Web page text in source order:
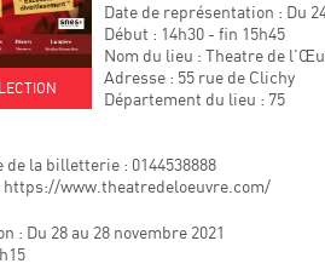
Date de représentation : Du
Début : 14h30 - fin 15h45
Nom du lieu : Theatre de
Adresse : 55 rue de Clichy
Département du lieu : 75
la billetterie : 0144538888
www.theatredeloeuvre.com/
: Du 28 au 28 novembre 2021